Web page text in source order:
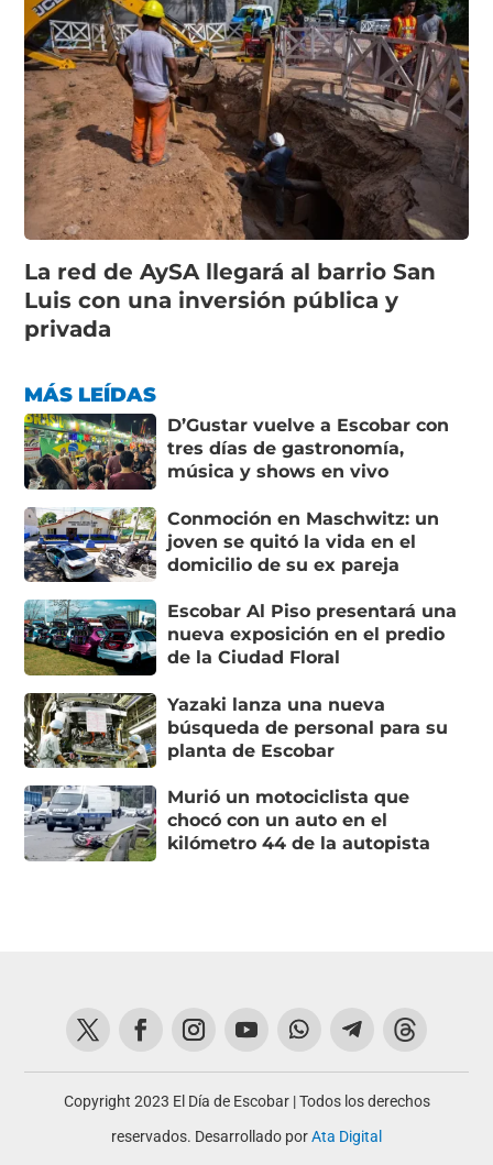
La red de AySA llegará al barrio San
Luis con una inversión pública y
privada
MÁS LEÍDAS
D’Gustar vuelve a Escobar con
tres días de gastronomía,
música y shows en vivo
Conmoción en Maschwitz: un
joven se quitó la vida en el
domicilio de su ex pareja
Escobar Al Piso presentará una
nueva exposición en el predio
de la Ciudad Floral
Yazaki lanza una nueva
búsqueda de personal para su
planta de Escobar
Murió un motociclista que
chocó con un auto en el
kilómetro 44 de la autopista
Copyright 2023 El Día de Escobar | Todos los derechos
reservados. Desarrollado porAta Digital